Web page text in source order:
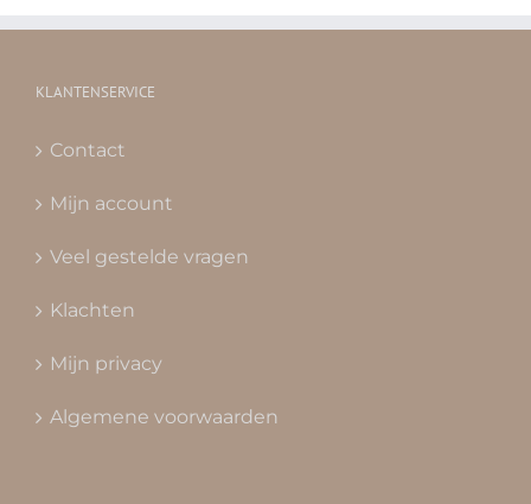
KLANTENSERVICE
Contact
Mijn account
Veel gestelde vragen
Klachten
Mijn privacy
Algemene voorwaarden